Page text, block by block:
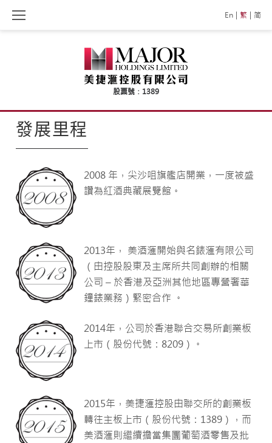
Skip
En 繁 简
發
展
里
程
發展里程
2008 年，尖沙咀旗艦店開業，一度被盛
讚為紅酒典藏展覽館。
2013年， 美酒滙開始與名錶滙有限公司
（由控股股東及主席所共同創辦的相關
公司 – 於香港及亞洲其他地區專營奢華
鐘錶業務）緊密合作 。
2014年，公司於香港聯合交易所創業板
上市（股份代號：8209）。
2015年，美捷滙控股由聯交所的創業板
轉往主板上市（股份代號：1389），而
美酒滙則繼續擔當集團葡萄酒零售及批